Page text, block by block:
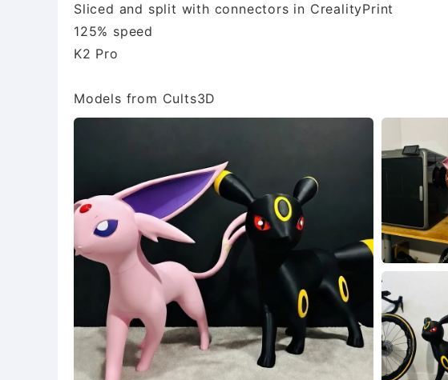
Sliced and split with connectors in CrealityPrint
125% speed
K2 Pro
Models from Cults3D